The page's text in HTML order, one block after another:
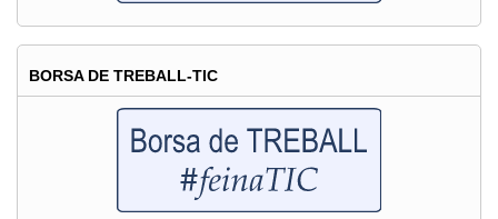
BORSA DE TREBALL-TIC